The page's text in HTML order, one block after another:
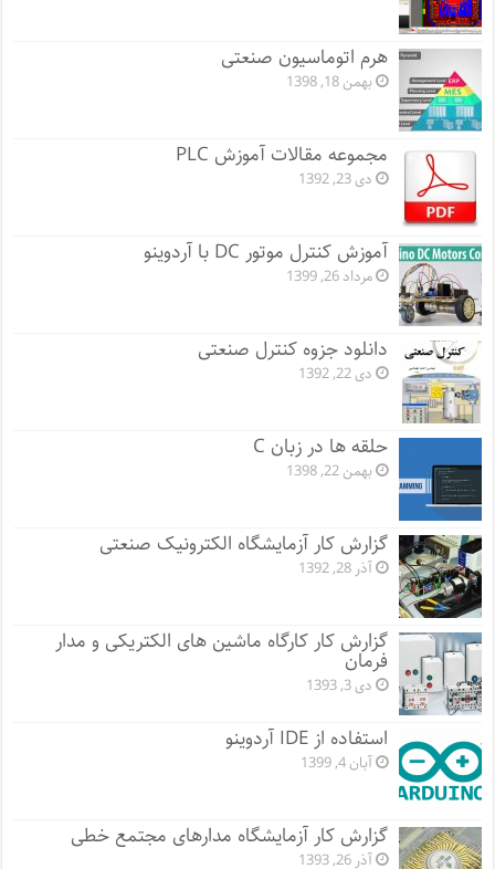
هرم اتوماسیون صنعتی
بهمن 18, 1398
مجموعه مقالات آموزش PLC
دی 23, 1392
آموزش کنترل موتور DC با آردوینو
مرداد 26, 1399
دانلود جزوه کنترل صنعتی
دی 22, 1392
حلقه ها در زبان C
بهمن 22, 1398
گزارش کار آزمایشگاه الکترونیک صنعتی
آذر 28, 1392
گزارش کار کارگاه ماشین های الکتریکی و مدار
فرمان
دی 3, 1393
استفاده از IDE آردوینو
آبان 4, 1399
گزارش کار آزمایشگاه مدارهای مجتمع خطی
آذر 26, 1393